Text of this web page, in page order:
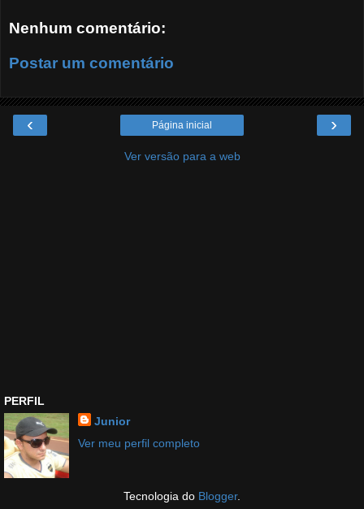
Nenhum comentário:
Postar um comentário
‹ ›
Página inicial
Ver versão para a web
PERFIL
Junior
Ver meu perfil completo
Tecnologia do Blogger.